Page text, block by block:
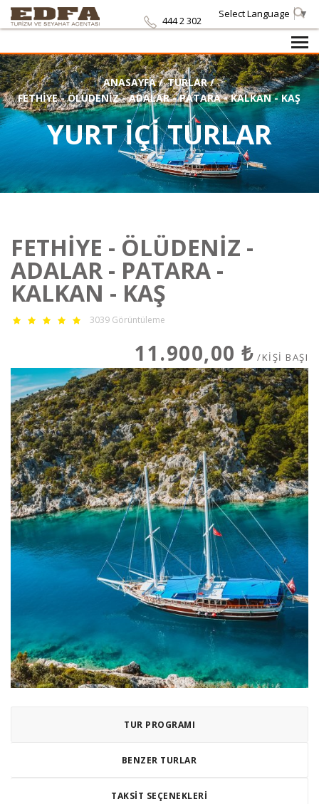
Select Language ▼
444 2 302
ANASAYFA/ TURLAR/
FETHİYE - ÖLÜDENİZ - ADALAR - PATARA - KALKAN - KAŞ
YURT İÇİ TURLAR
FETHİYE - ÖLÜDENİZ -
ADALAR - PATARA -
KALKAN - KAŞ
3039 Görüntüleme
11.900,00 ₺ /KIŞI BAŞI
TUR PROGRAMI
BENZER TURLAR
TAKSIT SEÇENEKLERI